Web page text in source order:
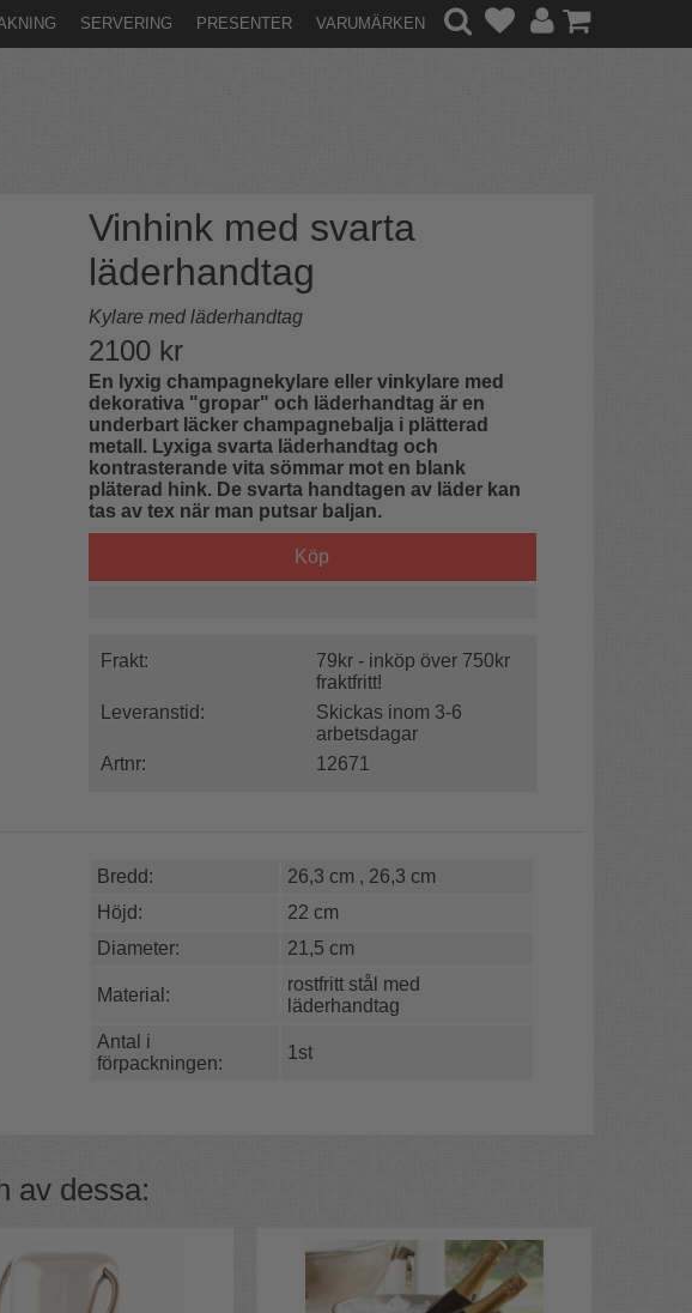
SERVERING PRESENTER VARUMÄRKEN
Vinhink med svarta
läderhandtag
Kylare med läderhandtag
2100kr
En lyxig champagnekylare eller vinkylare med
dekorativa "gropar" och läderhandtag är en
underbart läcker champagnebalja i plätterad
metall. Lyxiga svarta läderhandtag och
kontrasterande vita sömmar mot en blank
pläterad hink. De svarta handtagen av läder kan
tas av tex när man putsar baljan.
Köp
Frakt:
79kr - inköp över 750kr
fraktfritt!
Leveranstid:
Skickas inom 3-6
arbetsdagar
Artnr:
12671
Bredd:
26,3 cm , 26,3 cm
Höjd:
22 cm
Diameter:
21,5 cm
Material:
rostfritt stål med
läderhandtag
Antal i
förpackningen:
1st
av dessa: